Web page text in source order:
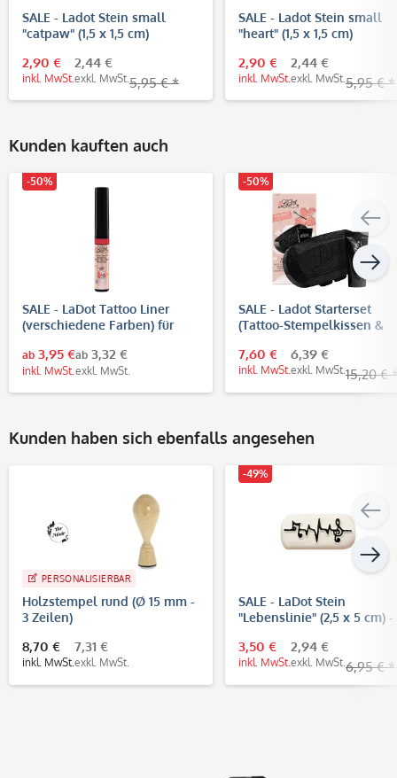
SALE - Ladot Stein small
"catpaw" (1,5 x 1,5 cm)
2,90 €
inkl. MwSt.
2,44 €
exkl. MwSt. 5,95 € *
SALE - Ladot Stein small
"heart" (1,5 x 1,5 cm)
2,90 €
inkl. MwSt.
2,44 €
exkl. MwSt. 5,95 € *
Kunden kauften auch
-50%
SALE - LaDot Tattoo Liner
(verschiedene Farben) für
ab 3,95 €
inkl. MwSt.
ab 3,32 €
exkl. MwSt.
-50%
SALE - Ladot Starterset
(Tattoo-Stempelkissen &
7,60 €
inkl. MwSt.
6,39 €
exkl. MwSt. 15,20 €
Kunden haben sich ebenfalls angesehen
PERSONALISIERBAR
Holzstempel rund (Ø 15 mm -
3 Zeilen)
8,70 €
inkl. MwSt.
7,31 €
exkl. MwSt.
-49%
SALE - LaDot Stein
"Lebenslinie" (2,5 x 5 cm) -
3,50 €
inkl. MwSt.
2,94 €
exkl. MwSt. 6,95 € *